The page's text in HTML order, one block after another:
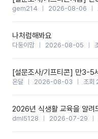
gem214 2026-08-06
나처럼해봐요
다둥이맘 2026-08-05
온달 2026-08-03 조회
2026년 식생활 교육을 알려
dml5128 2026-07-29